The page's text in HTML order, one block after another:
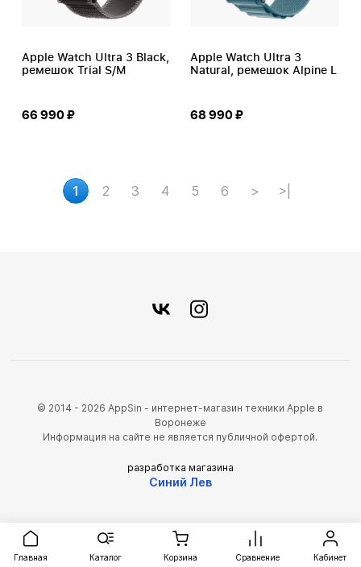
Apple Watch Ultra 3 Black,
ремешок Trial S/M
66 990 ₽
Apple Watch Ultra 3
Natural, ремешок Alpine L
68 990 ₽
1 2 3 4 5 6 > >|
© 2014 - 2026 AppSin - интернет-магазин техники Apple в
Воронеже
Информация на сайте не является публичной офертой.
разработка магазина
Синий Лев